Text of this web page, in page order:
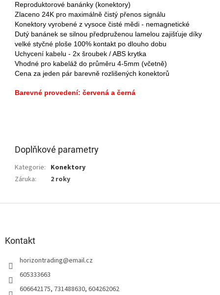
Reproduktorové banánky (konektory)
Zlaceno 24K pro maximálně čistý přenos signálu
Konektory vyrobené z vysoce čisté mědi - nemagnetické
Dutý banánek se silnou předpruženou lamelou zajišťuje díky
velké styčné ploše 100% kontakt po dlouho dobu
Uchycení kabelu - 2x šroubek / ABS krytka
Vhodné pro kabeláž do průměru 4-5mm (včetně)
Cena za jeden pár barevně rozlišených konektorů
Barevné provedení: červená a černá
Doplňkové parametry
Kategorie: Konektory
Záruka: 2 roky
Kontakt
horizontrading@email.cz
605333663
606642175, 731488630, 604262062